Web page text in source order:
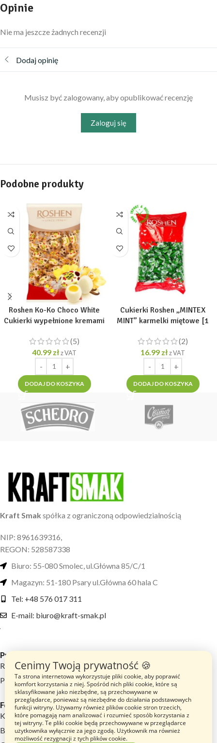
Opinie
Nie ma jeszcze żadnych recenzji
Dodaj opinię
Musisz być zalogowany, aby opublikować recenzję
Zaloguj się
Podobne produkty
Roshen Ko-Ko Choco White
Cukierki wypełnione kremami
(5)
40.99 złz VAT
DODAJ DO KOSZYKA
Cukierki Roshen „MINTEX
MINT” karmelki miętowe [1
(2)
16.99 złz VAT
DODAJ DO KOSZYKA
Kraft Smak spółka z ograniczoną odpowiedzialnością
NIP: 8961639316,
REGON: 528587338
Biuro: 55-080 Smolec, ul.Główna 85/C/1
Magazyn: 51-180 Psary ul.Główna 60 hala C
Tel: +48 576 017 311
E-mail: biuro@kraft-smak.pl
Przydatne linki
Regulamin sklepu
Polityka prywatności
Footer menu
Katalog Produktów
Blog
Cenimy Twoją prywatność 🍪
Ta strona internetowa wykorzystuje pliki cookie, aby poprawić
komfort korzystania z niej. Spośród nich pliki cookie, które są
sklasyfikowane jako niezbędne, są przechowywane w
przeglądarce, ponieważ są niezbędne do działania podstawowych
funkcji witryny. Używamy również plików cookie stron trzecich,
które pomagają nam analizować i rozumieć sposób korzystania z
tej witryny. Te pliki cookie będą przechowywane w przeglądarce
użytkownika wyłącznie za jego zgodą. Użytkownik ma również
możliwość rezygnacji z tych plików cookie.